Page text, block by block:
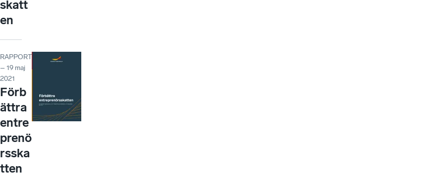
skatt
en
RAPPORT
– 19 maj
2021
Förb
ättra
entre
prenö
rsska
tten